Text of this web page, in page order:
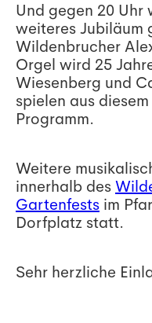
Und gegen 20 Uhr
weiteres Jubiläum
Wildenbrucher
Orgel wird 25
Wiesenberg und
spielen aus
Programm.
Weitere
innerhalb des
Gartenfests im
Dorfplatz statt.
Sehr herzliche